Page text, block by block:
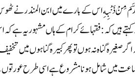
تَقَدَّمَ مِنْ ذَنْبِهِ اس کے بارے میں ابن المنذر نے
کہتے ہیں کہ: فقہائے کرام کے ہاں مشہور یہ ہے
گناہ نہ ہوں تو پھر کبیرہ گناہوں میں
میں شامل ہونا مشروع ہے اسی طرح